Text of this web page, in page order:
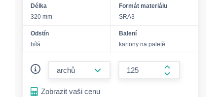
Délka
320 mm
Formát materiálu
SRA3
Odstín
bílá
Balení
kartony na paletě
form.increase-
Zobrazit vaši cenu